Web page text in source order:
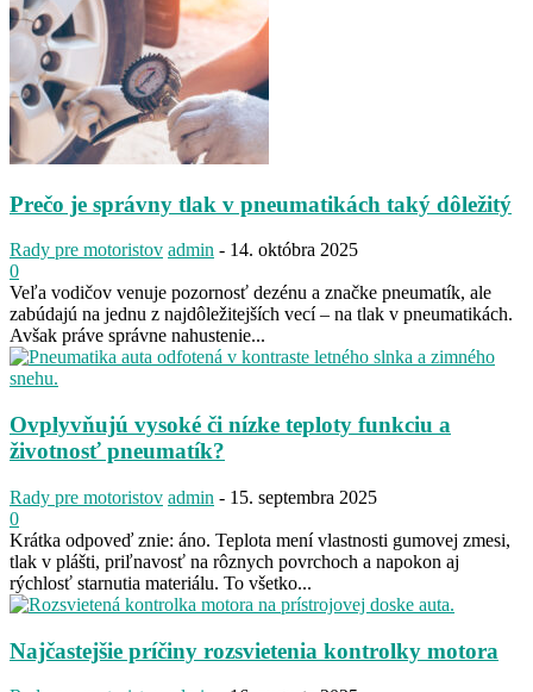
Prečo je správny tlak v pneumatikách taký dôležitý
Rady pre motoristov admin - 14. októbra 2025
0
Veľa vodičov venuje pozornosť dezénu a značke pneumatík, ale
zabúdajú na jednu z najdôležitejších vecí – na tlak v pneumatikách.
Avšak práve správne nahustenie...
Ovplyvňujú vysoké či nízke teploty funkciu a
životnosť pneumatík?
Rady pre motoristov admin - 15. septembra 2025
0
Krátka odpoveď znie: áno. Teplota mení vlastnosti gumovej zmesi,
tlak v plášti, priľnavosť na rôznych povrchoch a napokon aj
rýchlosť starnutia materiálu. To všetko...
Najčastejšie príčiny rozsvietenia kontrolky motora